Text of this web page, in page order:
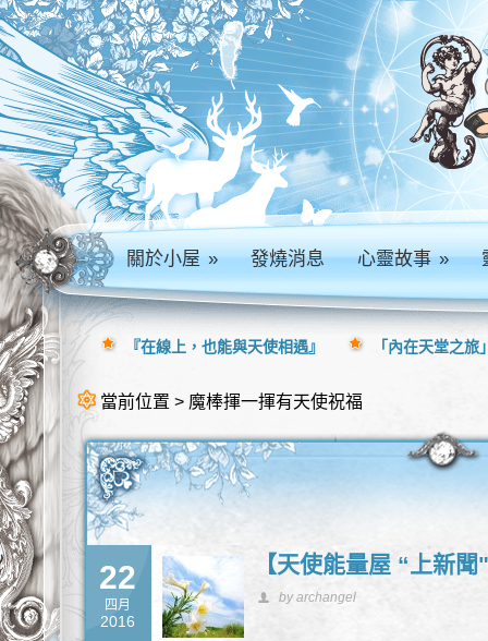
關於小屋» 發燒消息 心靈故事»
當前位置 > 魔棒揮一揮有天使祝福
22
四月
2016
【天使能量屋 “上新
by archangel
『在線上，也能與天使相遇』 「內在天堂之